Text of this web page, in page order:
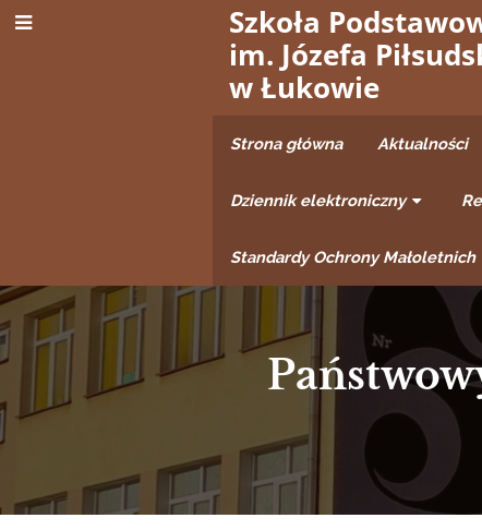
Szkoła
im. Józefa
w Łukowie
Strona główna Aktualności
Dziennik elektroniczny
Standardy Ochrony Małoletnich